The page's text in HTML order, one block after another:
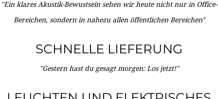
"Ein klares Akustik-Bewustsein sehen wir heute nicht nur in Office-
Bereichen, sondern in nahezu allen öffentlichen Bereichen"
SCHNELLE LIEFERUNG
"Gestern hast du gesagt morgen: Los jetzt!"